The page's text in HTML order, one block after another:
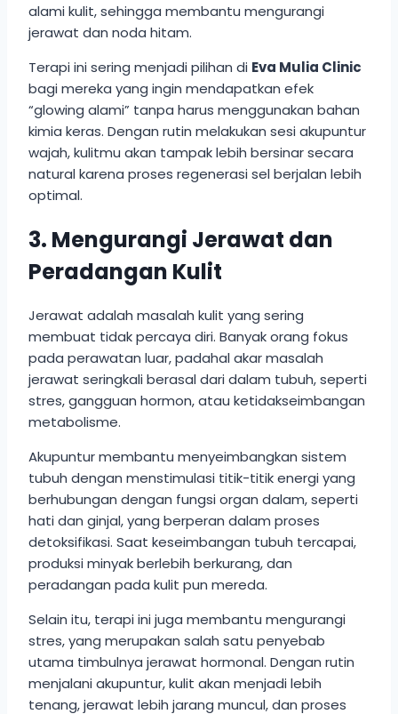
alami kulit, sehingga membantu mengurangi
jerawat dan noda hitam.
Terapi ini sering menjadi pilihan di Eva Mulia Clinic
bagi mereka yang ingin mendapatkan efek
“glowing alami” tanpa harus menggunakan bahan
kimia keras. Dengan rutin melakukan sesi akupuntur
wajah, kulitmu akan tampak lebih bersinar secara
natural karena proses regenerasi sel berjalan lebih
optimal.
3. Mengurangi Jerawat dan
Peradangan Kulit
Jerawat adalah masalah kulit yang sering
membuat tidak percaya diri. Banyak orang fokus
pada perawatan luar, padahal akar masalah
jerawat seringkali berasal dari dalam tubuh, seperti
stres, gangguan hormon, atau ketidakseimbangan
metabolisme.
Akupuntur membantu menyeimbangkan sistem
tubuh dengan menstimulasi titik-titik energi yang
berhubungan dengan fungsi organ dalam, seperti
hati dan ginjal, yang berperan dalam proses
detoksifikasi. Saat keseimbangan tubuh tercapai,
produksi minyak berlebih berkurang, dan
peradangan pada kulit pun mereda.
Selain itu, terapi ini juga membantu mengurangi
stres, yang merupakan salah satu penyebab
utama timbulnya jerawat hormonal. Dengan rutin
menjalani akupuntur, kulit akan menjadi lebih
tenang, jerawat lebih jarang muncul, dan proses